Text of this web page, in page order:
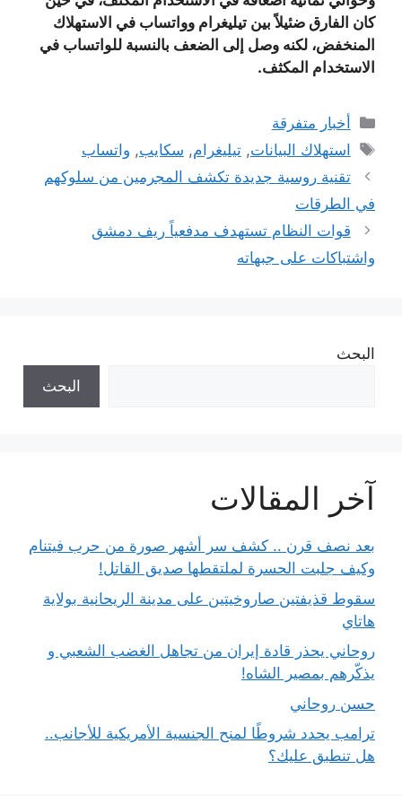
كان الفارق ضئيلاً بين تيليغرام وواتساب في الاستهلاك
المنخفض، لكنه وصل إلى الضعف بالنسبة للواتساب في
الاستخدام المكثف.
التصنيفات
أخبار متفرقة
الوسوم
استهلاك البيانات,تيليغرام, سكايب, واتساب
تقنية روسية جديدة تكشف المجرمين من سلوكهم
في الطرقات
قوات النظام تستهدف مدفعياً ريف دمشق
واشتباكات على جبهاته
البحث
البحث
آخر المقالات
بعد نصف قرن .. كشف سر أشهر صورة من حرب فيتنام
وكيف جلبت الحسرة لملتقطها صديق القاتل!
سقوط قذيفتين صاروخيتين على مدينة الريحانية بولاية
هاتاي
روحاني يحذر قادة إيران من تجاهل الغضب الشعبي و
يذكّرهم بمصير الشاه!
حسن روحاني
ترامب يحدد شروطًا لمنح الجنسية الأمريكية للأجانب..
هل تنطبق عليك؟